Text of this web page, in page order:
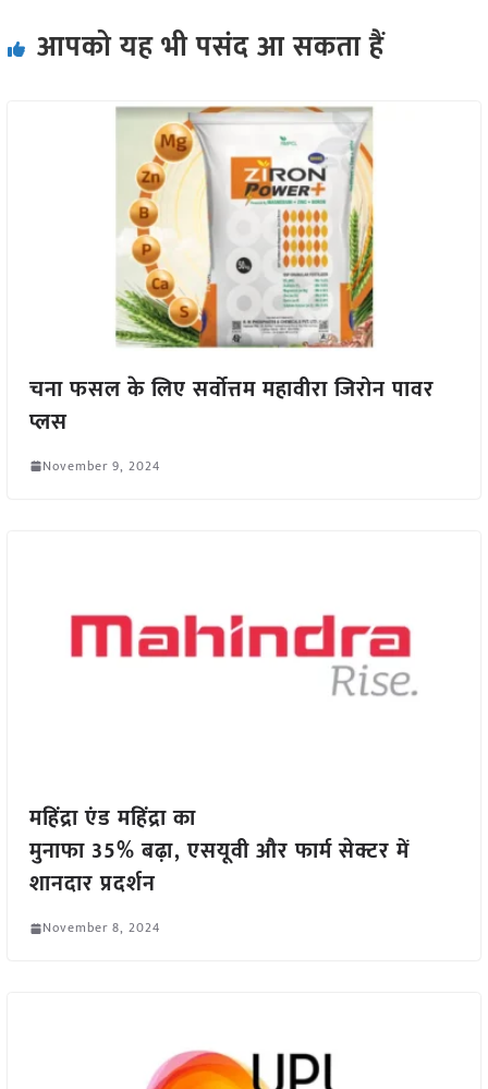
आपको यह भी पसंद आ सकता हैं
चना फसल के लिए सर्वोत्तम महावीरा जिरोन पावर
प्लस
November 9, 2024
महिंद्रा एंड महिंद्रा का
मुनाफा 35% बढ़ा, एसयूवी और फार्म सेक्टर में
शानदार प्रदर्शन
November 8, 2024